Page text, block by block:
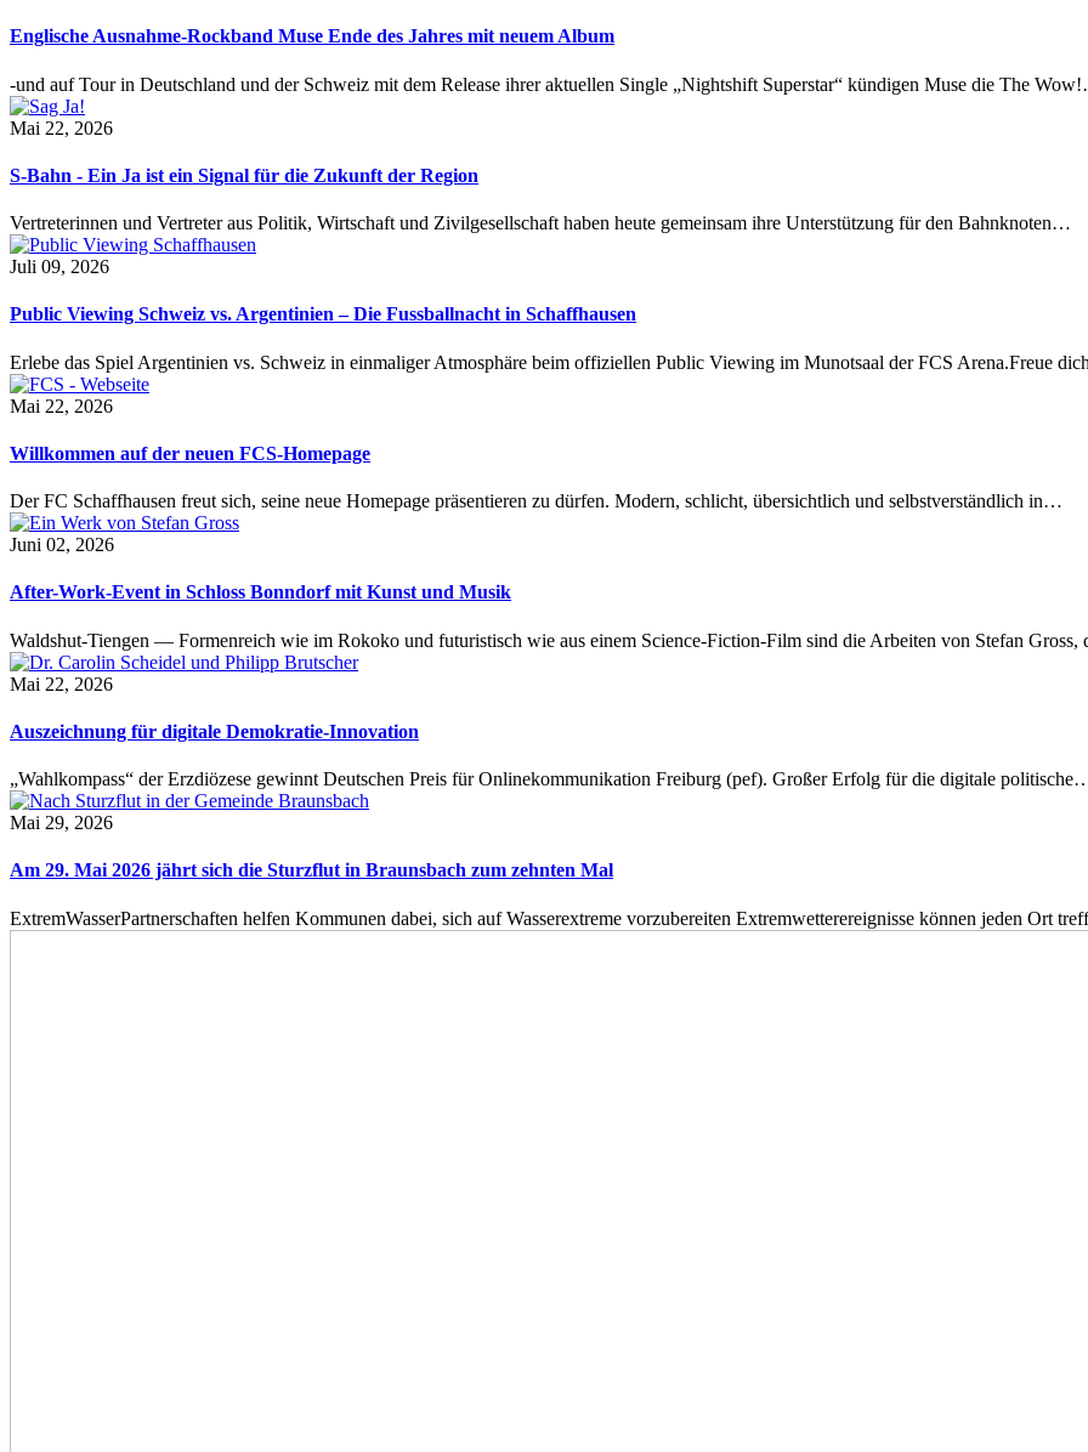
Englische Ausnahme-Rockband Muse Ende des Jahres mit neuem Album
-und auf Tour in Deutschland und der Schweiz mit dem Release ihrer aktuellen Single „Nightshift Superstar“ kündigen Muse die The
Mai 22, 2026
S-Bahn - Ein Ja ist ein Signal für die Zukunft der Region
Vertreterinnen und Vertreter aus Politik, Wirtschaft und Zivilgesellschaft haben heute gemeinsam ihre Unterstützung für den Bahnknoten…
Juli 09, 2026
Public Viewing Schweiz vs. Argentinien – Die Fussballnacht in Schaffhausen
Erlebe das Spiel Argentinien vs. Schweiz in einmaliger Atmosphäre beim offiziellen Public Viewing im Munotsaal der FCS Arena.Freue
Mai 22, 2026
Willkommen auf der neuen FCS-Homepage
Der FC Schaffhausen freut sich, seine neue Homepage präsentieren zu dürfen. Modern, schlicht, übersichtlich und selbstverständlich in…
Juni 02, 2026
After-Work-Event in Schloss Bonndorf mit Kunst und Musik
Waldshut-Tiengen — Formenreich wie im Rokoko und futuristisch wie aus einem Science-Fiction-Film sind die Arbeiten von Stefan
Mai 22, 2026
Auszeichnung für digitale Demokratie-Innovation
„Wahlkompass“ der Erzdiözese gewinnt Deutschen Preis für Onlinekommunikation Freiburg (pef). Großer Erfolg für die digitale
Mai 29, 2026
Am 29. Mai 2026 jährt sich die Sturzflut in Braunsbach zum zehnten Mal
ExtremWasserPartnerschaften helfen Kommunen dabei, sich auf Wasserextreme vorzubereiten Extremwetterereignisse können jeden Ort